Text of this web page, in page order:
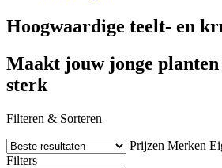
Hoogwaardige teelt- en
Maakt jouw jonge planten
sterk
Filteren & Sorteren
Prijzen Merken
Filters